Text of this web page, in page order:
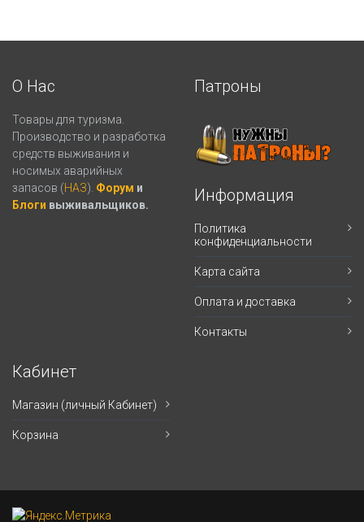
О Нас
Товары для туризма.
Производство и разработка
средств выживания и
носимых аварийных
запасов (НАЗ). Форум и
Блоги выживальщиков.
Патроны
Информация
Политика
конфиденциальности
Карта сайта
Оплата и доставка
Контакты
Кабинет
Магазин (личный Кабинет)
Корзина